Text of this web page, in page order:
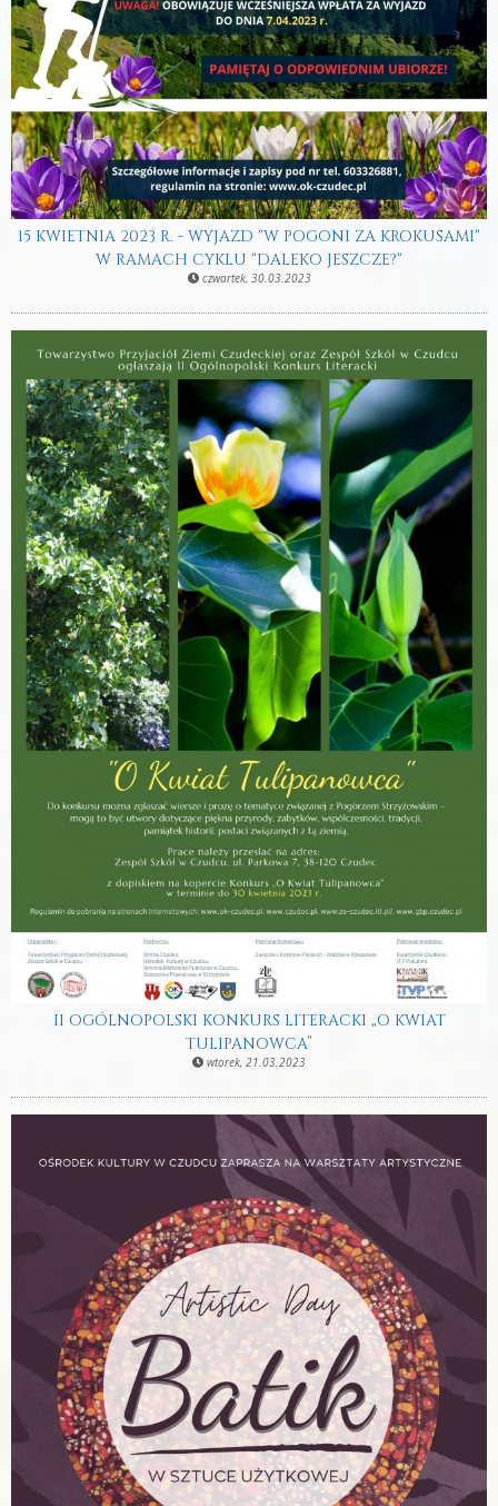
15 KWIETNIA 2023 R. - WYJAZD "W POGONI ZA KROKUSAMI"
W RAMACH CYKLU "DALEKO JESZCZE?"
czwartek, 30.03.2023
II OGÓLNOPOLSKI KONKURS LITERACKI „O KWIAT
TULIPANOWCA”
wtorek, 21.03.2023